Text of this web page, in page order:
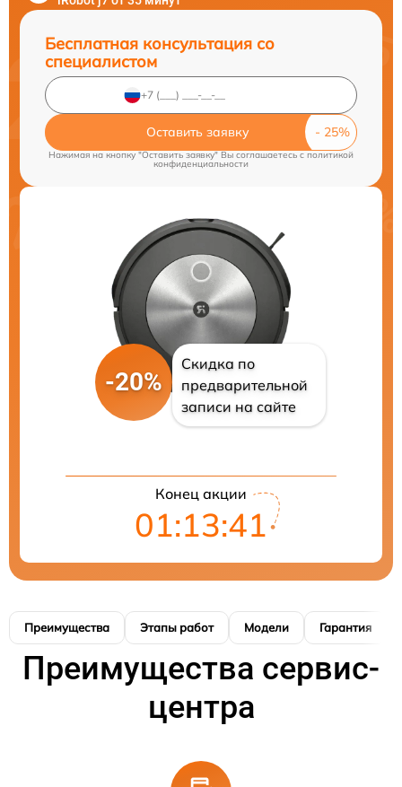
Бесплатная консультация со
специалистом
Оставить заявку
Нажимая на кнопку "Оставить заявку" Вы соглашаетесь cполитикой
конфиденциальности
-20%
Скидка по
предварительной
записи на сайте
Конец акции
01:13:41
Преимущества Этапы работ Модели Гарантия
Преимущества сервис-
центра